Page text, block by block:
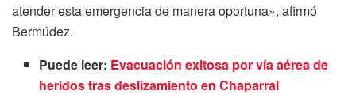
atender esta emergencia de manera oportuna», afirmó
Bermúdez.
Puede leer: Evacuación exitosa por vía aérea de
heridos tras deslizamiento en Chaparral